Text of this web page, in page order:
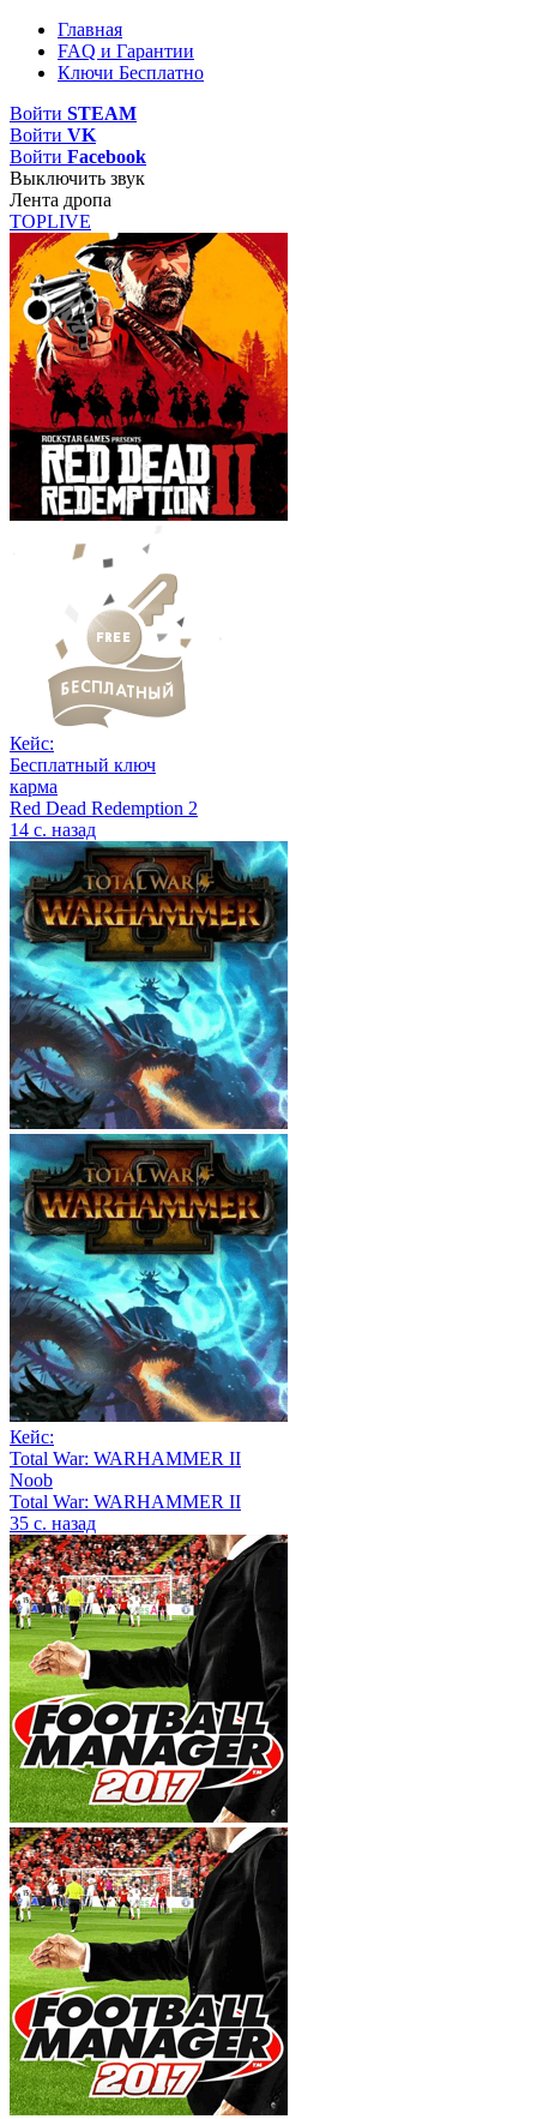
Главная
FAQ и Гарантии
Ключи Бесплатно
Войти STEAM
Войти VK
Войти Facebook
Выключить звук
Лента дропа
TOPLIVE
Кейс:
Бесплатный ключ
карма
Red Dead Redemption 2
14 с. назад
Кейс:
Total War: WARHAMMER II
Noob
Total War: WARHAMMER II
35 с. назад